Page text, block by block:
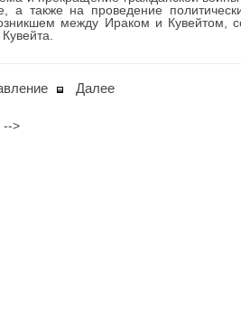
а также на проведение
между Ираком и Кувейтом,
Далее
-->